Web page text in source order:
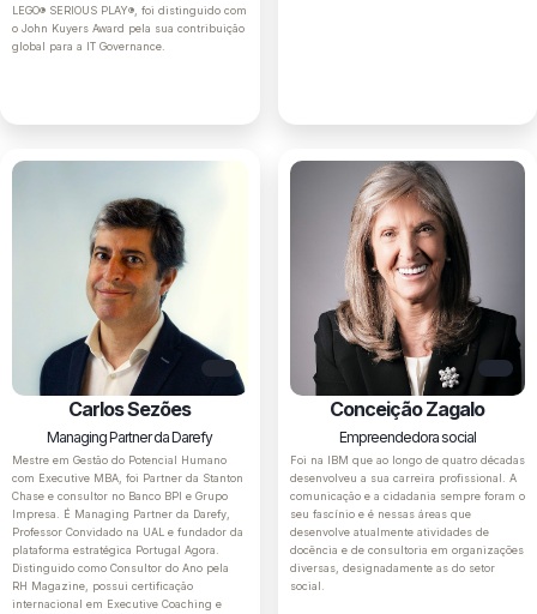
LEGO® SERIOUS PLAY®, foi distinguido com
o John Kuyers Award pela sua contribuição
global para a IT Governance.
Carlos Sezões
Managing Partner da Darefy
Mestre em Gestão do Potencial Humano
com Executive MBA, foi Partner da Stanton
Chase e consultor no Banco BPI e Grupo
Impresa. É Managing Partner da Darefy,
Professor Convidado na UAL e fundador da
plataforma estratégica Portugal Agora.
Distinguido como Consultor do Ano pela
RH Magazine, possui certificação
internacional em Executive Coaching e
Conceição Zagalo
Empreendedora social
Foi na IBM que ao longo de quatro décadas
desenvolveu a sua carreira profissional. A
comunicação e a cidadania sempre foram o
seu fascínio e é nessas áreas que
desenvolve atualmente atividades de
docência e de consultoria em organizações
diversas, designadamente as do setor
social.